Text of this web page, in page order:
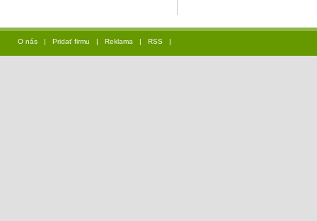
O nás | Pridať firmu | Reklama | RSS |